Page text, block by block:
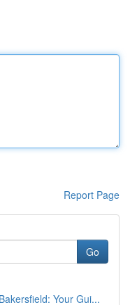
Report Page
Go
Your Gui...